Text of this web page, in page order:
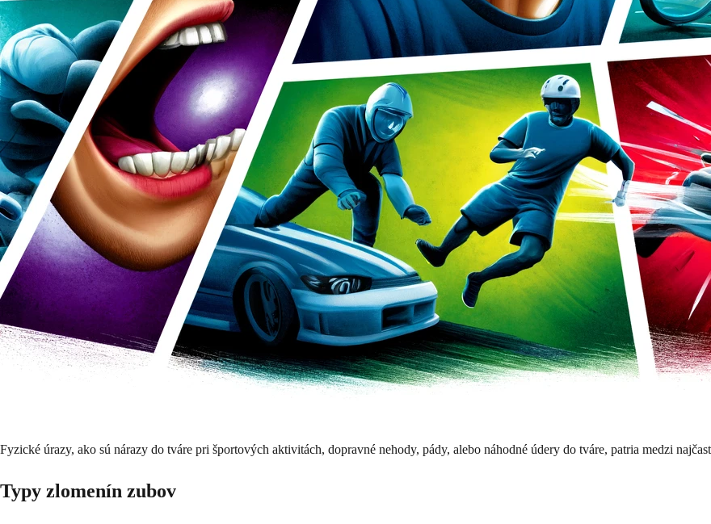
Fyzické úrazy, ako sú nárazy do tváre pri športových aktivitách, dopravné nehody, pády, alebo náhodné údery do tváre, patria medzi
Typy zlomenín zubov